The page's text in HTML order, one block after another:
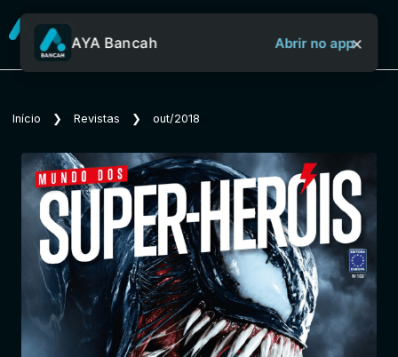
Sobre o Aya Bancah
Início
Revistas
Jornais
AYA Bancah Abrir no app×
Início ❯ Revistas ❯ out/2018